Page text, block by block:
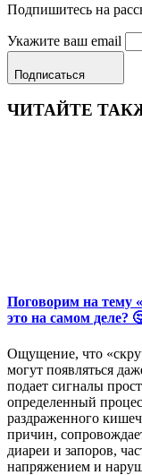
Подпишитесь на
Укажите ваш email
Подписаться
ЧИТАЙТЕ
Поговорим на тему
это на самом деле?
Ощущение, что
могут появляться
подает сигналы
определенный
раздраженного
причин,
диареи и запоров,
напряжением и